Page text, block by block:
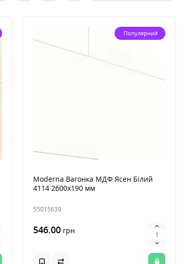
Популярний
Moderna Вагонка МДФ Ясен Білий
4114 2600x190 мм
55015639
546.00 грн